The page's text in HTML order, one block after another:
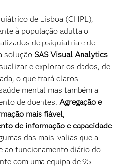
de Lisboa (CHPL),
à população adulta o
de psiquiatria e de
solução SAS Visual Analytics
e explorar os dados, de
o que trará claros
mental mas também a
de doentes. Agregação e
mais fiável,
de informação e capacidade
das mais-valias que a
ao funcionamento diário do
com uma equipa de 95